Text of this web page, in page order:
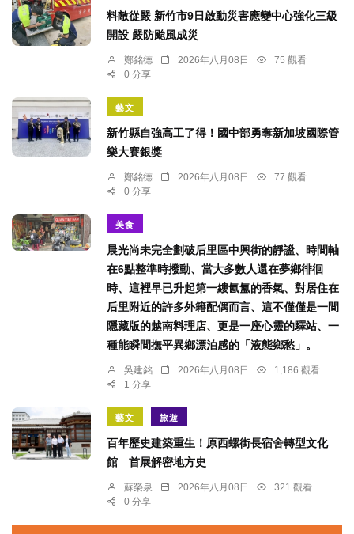
料敵從嚴 新竹市9日啟動災害應變中心強化三級
開設 嚴防颱風成災
鄭銘德 2026年八月08日
75 觀看
0 分享
藝文
新竹縣自強高工了得！國中部勇奪新加坡國際管
樂大賽銀獎
鄭銘德 2026年八月08日
77 觀看
0 分享
美食
晨光尚未完全劃破后里區中興街的靜謐、時間軸
在6點整準時撥動、當大多數人還在夢鄉徘徊
時、這裡早已升起第一縷氤氳的香氣、對居住在
后里附近的許多外籍配偶而言、這不僅僅是一間
隱藏版的越南料理店、更是一座心靈的驛站、一
種能瞬間撫平異鄉漂泊感的「液態鄉愁」。
吳建銘 2026年八月08日
1,186 觀看
1 分享
藝文 旅遊
百年歷史建築重生！原西螺街長宿舍轉型文化
館 首展解密地方史
蘇榮泉 2026年八月08日
321 觀看
0 分享